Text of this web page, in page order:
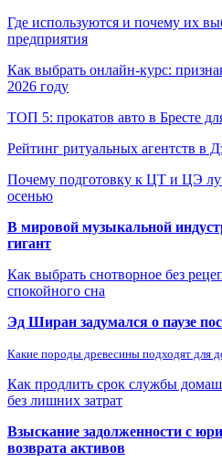
Где используются и почему их
предприятия
Как выбрать онлайн-курс:
2026 году
ТОП 5: прокатов авто в Бресте
Рейтинг ритуальных агентств в
Почему подготовку к ЦТ и ЦЭ
осенью
В мировой музыкальной
гигант
Как выбрать снотворное без
спокойного сна
Эд Ширан задумался о паузе
Какие породы древесины подходят для
Как продлить срок службы
без лишних затрат
Взыскание задолженности с
возврата активов